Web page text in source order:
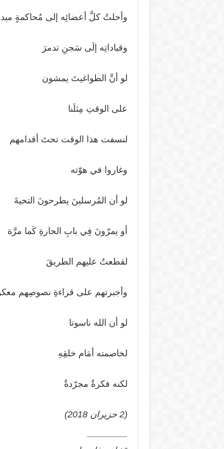
وأحلتُ كلَّ أعضائِه إلى مُحاكمةٍ
وقياداتِه إلَى سَجنِ تدمرَ
لو أنَّ الطواغيتَ يمشون
على الوقتِ مِثلَنا
لنسفت هذا الوقت تحتَ أقدامهم
وغاروا في هوّته
لو أن المُرسلينَ يطرحونَ التحيةَ
أو يمرّونَ فِي بابِ الحارةِ كَما مرَّة
لقطعتُ عليهم الطريقَ
وأجبرتهم على قراءةِ نصوصِهم
لو أن الله ناسوتا
لخاصمته أمَام خلقِهِ
لكنه فكرةٌ مجرّدةٌ
(2 حزيران 2018)